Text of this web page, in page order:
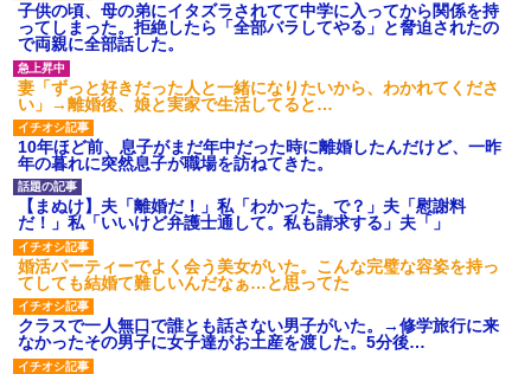
子供の頃、母の弟にイタズラされてて中学に入ってから関係を持
ってしまった。拒絶したら「全部バラしてやる」と脅迫されたの
で両親に全部話した。
妻「ずっと好きだった人と一緒になりたいから、わかれてくださ
い」→離婚後、娘と実家で生活してると…
10年ほど前、息子がまだ年中だった時に離婚したんだけど、一昨
年の暮れに突然息子が職場を訪ねてきた。
【まぬけ】夫「離婚だ！」私「わかった。で？」夫「慰謝料
だ！」私「いいけど弁護士通して。私も請求する」夫「」
婚活パーティーでよく会う美女がいた。こんな完璧な容姿を持っ
てしても結婚て難しいんだなぁ…と思ってた
クラスで一人無口で誰とも話さない男子がいた。→修学旅行に来
なかったその男子に女子達がお土産を渡した。5分後…